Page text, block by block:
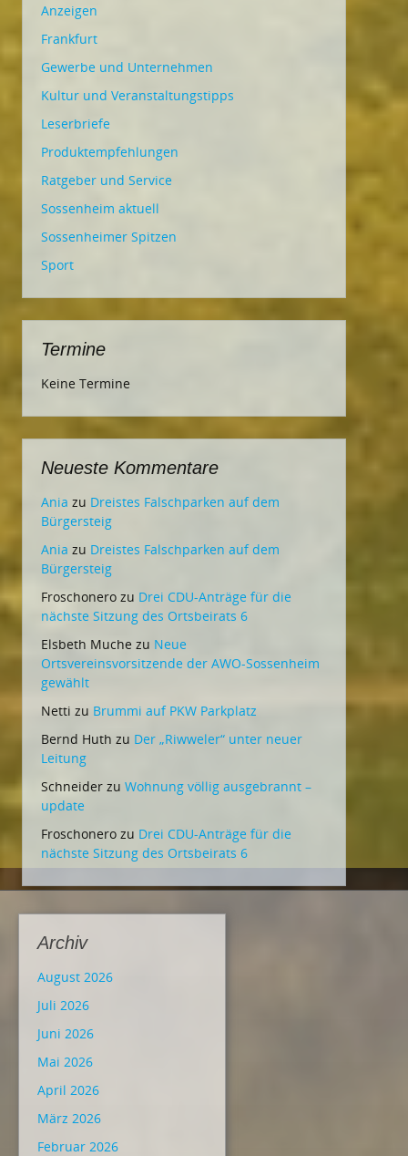
Anzeigen
Frankfurt
Gewerbe und Unternehmen
Kultur und Veranstaltungstipps
Leserbriefe
Produktempfehlungen
Ratgeber und Service
Sossenheim aktuell
Sossenheimer Spitzen
Sport
Termine
Keine Termine
Neueste Kommentare
Ania zu Dreistes Falschparken auf dem
Bürgersteig
Ania zu Dreistes Falschparken auf dem
Bürgersteig
Froschonero zu Drei CDU-Anträge für die
nächste Sitzung des Ortsbeirats 6
Elsbeth Muche zu Neue
Ortsvereinsvorsitzende der AWO-Sossenheim
gewählt
Netti zu Brummi auf PKW Parkplatz
Bernd Huth zu Der „Riwweler“ unter neuer
Leitung
Schneider zu Wohnung völlig ausgebrannt –
update
Froschonero zu Drei CDU-Anträge für die
nächste Sitzung des Ortsbeirats 6
Archiv
August 2026
Juli 2026
Juni 2026
Mai 2026
April 2026
März 2026
Februar 2026